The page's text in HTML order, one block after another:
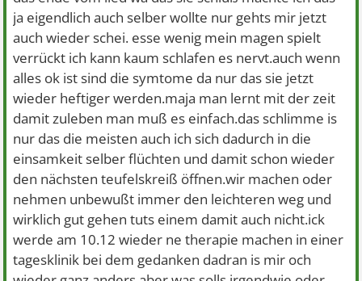
ja eigendlich auch selber wollte nur gehts mir jetzt
auch wieder schei. esse wenig mein magen spielt
verrückt ich kann kaum schlafen es nervt.auch wenn
alles ok ist sind die symtome da nur das sie jetzt
wieder heftiger werden.maja man lernt mit der zeit
damit zuleben man muß es einfach.das schlimme is
nur das die meisten auch ich sich dadurch in die
einsamkeit selber flüchten und damit schon wieder
den nächsten teufelskreiß öffnen.wir machen oder
nehmen unbewußt immer den leichteren weg und
wirklich gut gehen tuts einem damit auch nicht.ick
werde am 10.12 wieder ne therapie machen in einer
tagesklinik bei dem gedanken dadran is mir och